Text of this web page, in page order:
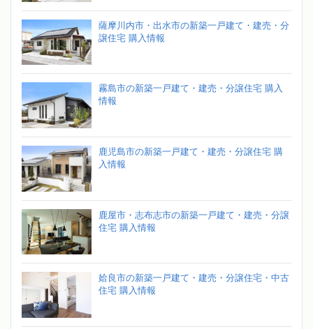
薩摩川内市・出水市の新築一戸建て・建売・分
譲住宅 購入情報
霧島市の新築一戸建て・建売・分譲住宅 購入
情報
鹿児島市の新築一戸建て・建売・分譲住宅 購
入情報
鹿屋市・志布志市の新築一戸建て・建売・分譲
住宅 購入情報
姶良市の新築一戸建て・建売・分譲住宅・中古
住宅 購入情報